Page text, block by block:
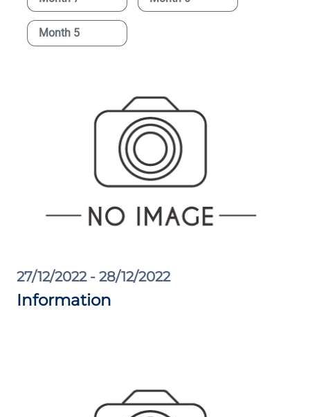
Month 5
27/12/2022 - 28/12/2022
Information